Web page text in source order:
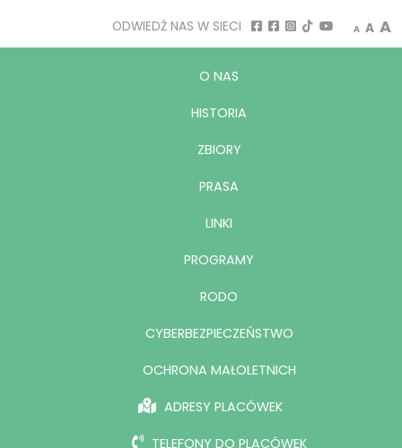
ODWIEDŹ NAS W SIECI A A A
O NAS
HISTORIA
ZBIORY
PRASA
LINKI
PROGRAMY
RODO
CYBERBEZPIECZEŃSTWO
OCHRONA MAŁOLETNICH
ADRESY PLACÓWEK
TELEFONY DO PLACÓWEK